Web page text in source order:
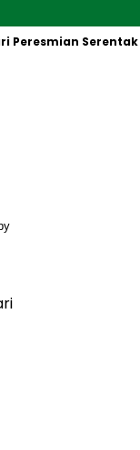
Serentak